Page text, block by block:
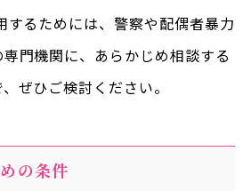
するためには、警察や配偶者暴力
門機関に、あらかじめ相談する
ぜひご検討ください。
の条件